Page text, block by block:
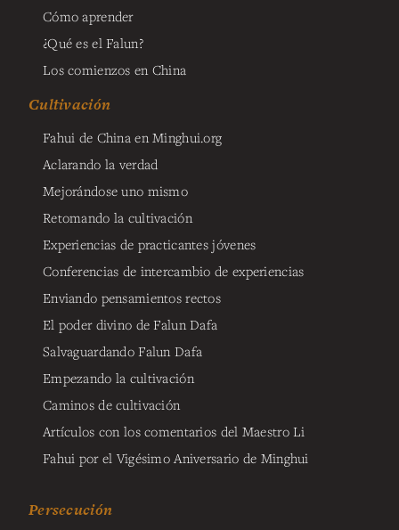
Cómo aprender
¿Qué es el Falun?
Los comienzos en China
Cultivación
Fahui de China en Minghui.org
Aclarando la verdad
Mejorándose uno mismo
Retomando la cultivación
Experiencias de practicantes jóvenes
Conferencias de intercambio de experiencias
Enviando pensamientos rectos
El poder divino de Falun Dafa
Salvaguardando Falun Dafa
Empezando la cultivación
Caminos de cultivación
Artículos con los comentarios del Maestro Li
Fahui por el Vigésimo Aniversario de Minghui
Persecución